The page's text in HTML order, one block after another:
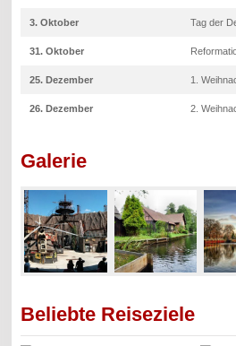
3. Oktober Tag der
31. Oktober
25. Dezember 1.
26. Dezember 2.
Galerie
Beliebte Reiseziele